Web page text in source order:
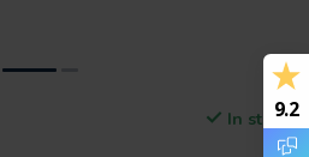
In stock
9.2